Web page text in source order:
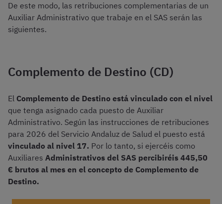
De este modo, las retribuciones complementarias de un
Auxiliar Administrativo que trabaje en el SAS serán las
siguientes.
Complemento de Destino (CD)
El Complemento de Destino está vinculado con el nivel
que tenga asignado cada puesto de Auxiliar
Administrativo. Según las instrucciones de retribuciones
para 2026 del Servicio Andaluz de Salud el puesto está
vinculado al nivel 17. Por lo tanto, si ejercéis como
Auxiliares Administrativos del SAS percibiréis 445,50
€ brutos al mes en el concepto de Complemento de
Destino.